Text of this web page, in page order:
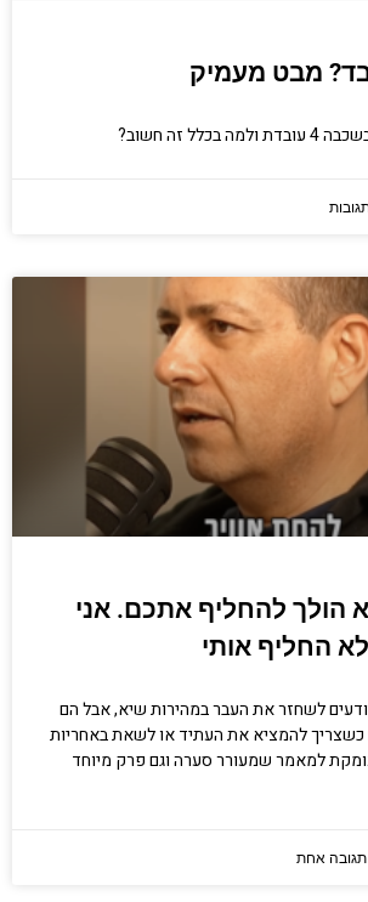
הולך להחליף אתכם. אני
לא החליף אותי
לשחזר את העבר במהירות שיא, אבל הם
כשצריך להמציא את העתיד או לשאת באחריות
למאמר שמעורר סערה וגם פרק מיוחד
תגובה אחת